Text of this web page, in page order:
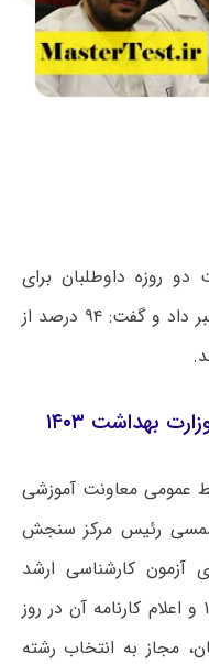
روزه داوطلبان برای
انتخاب رشته داوطلبان کنکور ارشد خبر داد و گفت: ۹۴ درصد از
بهداشت ۱۴۰۳
عمومی معاونت آموزشی
شمسی رئیس مرکز سنجش
کارشناسی ارشد
پزشکی در روزهای ۱۰ و ۱۱ خرداد ۱۴۰۳ و اعلام کارنامه آن در روز
از داوطلبان، مجاز به انتخاب رشته